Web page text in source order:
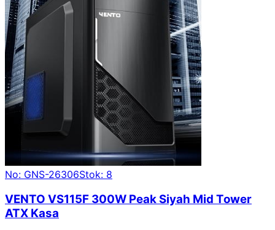
No: GNS-26306Stok: 8
VENTO VS115F 300W Peak Siyah Mid Tower
ATX Kasa